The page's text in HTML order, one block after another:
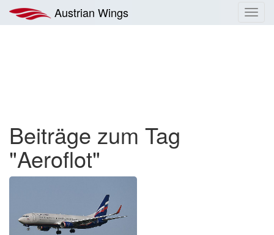
Inhalt
springen
Austrian Wings
Beiträge zum Tag
"Aeroflot"